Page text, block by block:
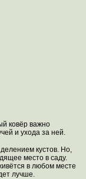
ковёр важно
и ухода за ней.
кустов. Но,
место в саду.
в любом месте
лучше.